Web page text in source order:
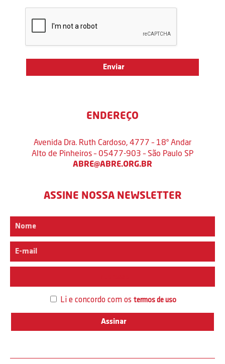
ENDEREÇO
Avenida Dra. Ruth Cardoso, 4777 – 18º Andar
Alto de Pinheiros – 05477-903 – São Paulo SP
ABRE@ABRE.ORG.BR
ASSINE NOSSA NEWSLETTER
Li e concordo com os termos de uso